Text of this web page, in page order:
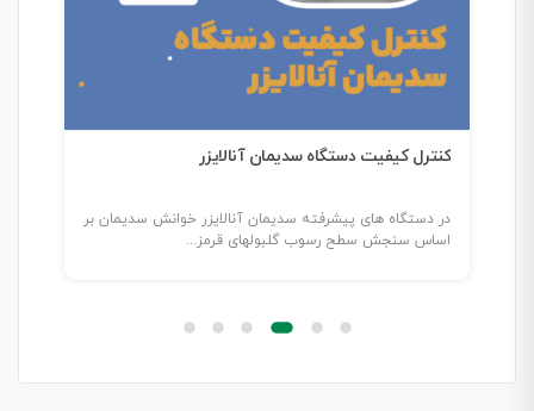
کنترل کیفیت دستگاه سدیمان آنالایزر
در دستگاه های پیشرفته سدیمان آنالایزر خوانش سدیمان بر
اساس سنجش سطح رسوب گلبولهای قرمز...